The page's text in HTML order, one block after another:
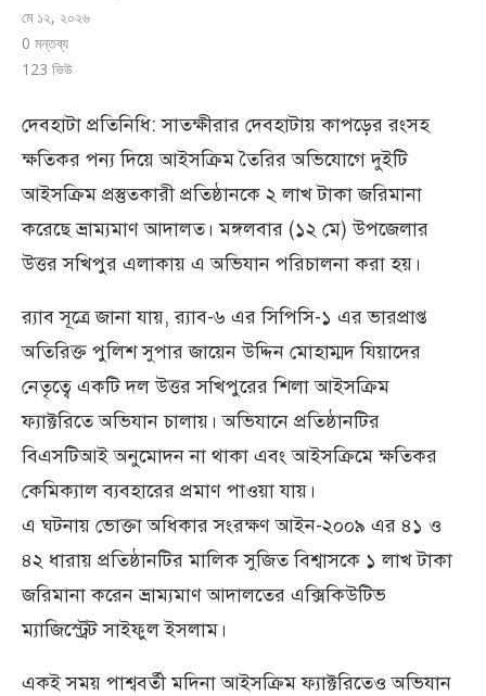
মে ১২, ২০২৬
0 মন্তব্য
123 ভিউ
দেবহাটা প্রতিনিধি: সাতক্ষীরার দেবহাটায় কাপড়ের রংসহ
ক্ষতিকর পন্য দিয়ে আইসক্রিম তৈরির অভিযোগে দুইটি
আইসক্রিম প্রস্তুতকারী প্রতিষ্ঠানকে ২ লাখ টাকা জরিমানা
করেছে ভ্রাম্যমাণ আদালত। মঙ্গলবার (১২ মে) উপজেলার
উত্তর সখিপুর এলাকায় এ অভিযান পরিচালনা করা হয়।
র‍্যাব সূত্রে জানা যায়, র‍্যাব-৬ এর সিপিসি-১ এর ভারপ্রাপ্ত
অতিরিক্ত পুলিশ সুপার জায়েন উদ্দিন মোহাম্মদ যিয়াদের
নেতৃত্বে একটি দল উত্তর সখিপুরের শিলা আইসক্রিম
ফ্যাক্টরিতে অভিযান চালায়। অভিযানে প্রতিষ্ঠানটির
বিএসটিআই অনুমোদন না থাকা এবং আইসক্রিমে ক্ষতিকর
কেমিক্যাল ব্যবহারের প্রমাণ পাওয়া যায়।
এ ঘটনায় ভোক্তা অধিকার সংরক্ষণ আইন-২০০৯ এর ৪১ ও
৪২ ধারায় প্রতিষ্ঠানটির মালিক সুজিত বিশ্বাসকে ১ লাখ টাকা
জরিমানা করেন ভ্রাম্যমাণ আদালতের এক্সিকিউটিভ
ম্যাজিস্ট্রেট সাইফুল ইসলাম।
একই সময় পাশ্ববর্তী মদিনা আইসক্রিম ফ্যাক্টরিতেও অভিযান